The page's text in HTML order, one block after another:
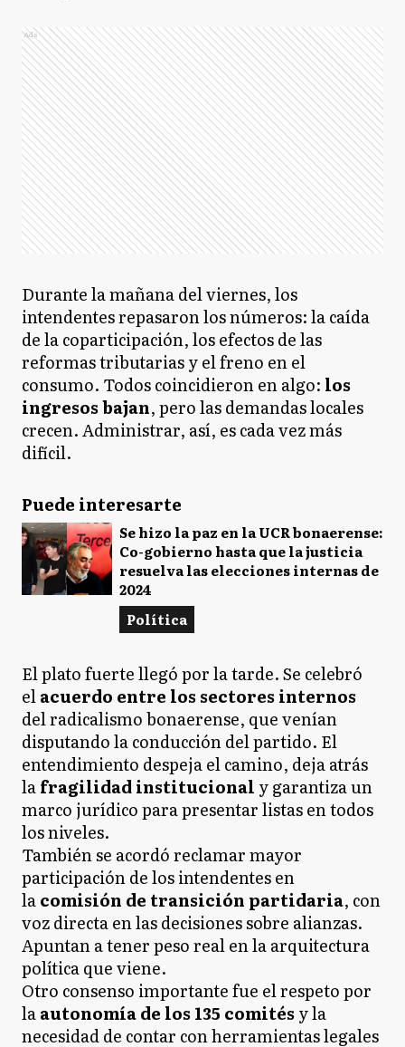
Ads
Durante la mañana del viernes, los
intendentes repasaron los números: la caída
de la coparticipación, los efectos de las
reformas tributarias y el freno en el
consumo. Todos coincidieron en algo: los
ingresos bajan, pero las demandas locales
crecen. Administrar, así, es cada vez más
difícil.
Puede interesarte
Se hizo la paz en la UCR bonaerense:
Co-gobierno hasta que la justicia
resuelva las elecciones internas de
2024
Política
El plato fuerte llegó por la tarde. Se celebró
elacuerdo entre los sectores internos
del radicalismo bonaerense, que venían
disputando la conducción del partido. El
entendimiento despeja el camino, deja atrás
lafragilidad institucional y garantiza un
marco jurídico para presentar listas en todos
los niveles.
También se acordó reclamar mayor
participación de los intendentes en
lacomisión de transición partidaria, con
voz directa en las decisiones sobre alianzas.
Apuntan a tener peso real en la arquitectura
política que viene.
Otro consenso importante fue el respeto por
laautonomía de los 135 comitésy la
necesidad de contar con herramientas legales